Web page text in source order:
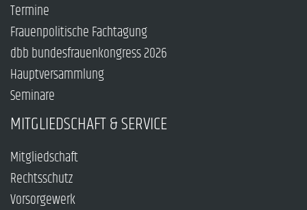
Termine
Frauenpolitische Fachtagung
dbb bundesfrauenkongress 2026
Hauptversammlung
Seminare
MITGLIEDSCHAFT & SERVICE
Mitgliedschaft
Rechtsschutz
Vorsorgewerk